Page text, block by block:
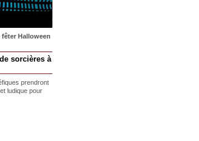
Halloween
sorcières à
prendront
ludique pour